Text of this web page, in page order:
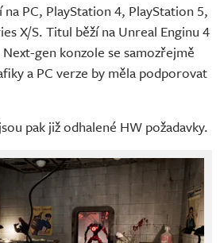
na PC, PlayStation 4, PlayStation 5,
X/S. Titul běží na Unreal Enginu 4
gen konzole se samozřejmě
a PC verze by měla podporovat
pak již odhalené HW požadavky.